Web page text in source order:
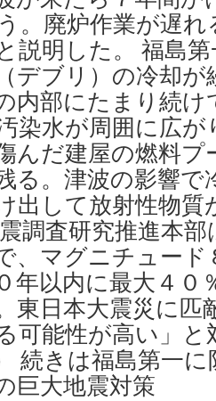
。廃炉作業が遅
説明した。 福島
デブリ）の冷却が
内部にたまり続
染水が周囲に広
んだ建屋の燃料プ
る。津波の影響で
出して放射性物
調査研究推進本
、マグニチュード
年以内に最大４０
東日本大震災に匹
可能性が高い」
続きは福島第一
大地震対策